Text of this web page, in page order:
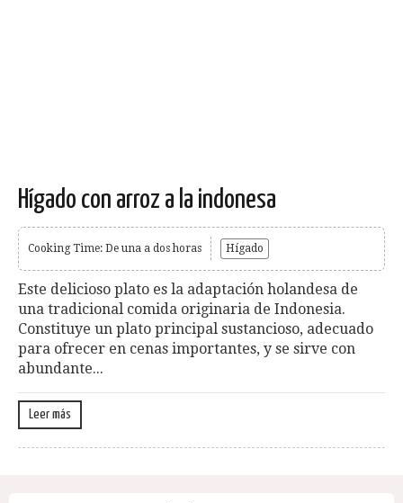
Hígado con arroz a la indonesa
Cooking Time: De una a dos horas Hígado
Este delicioso plato es la adaptación holandesa de
una tradicional comida originaria de Indonesia.
Constituye un plato principal sustancioso, adecuado
para ofrecer en cenas importantes, y se sirve con
abundante...
Leer más